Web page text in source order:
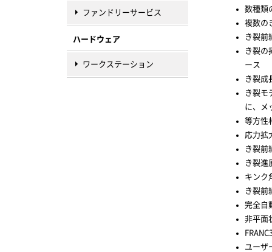
ファンドリーサービス
ハードウェア
ワークステーション
数種類
複数の
き裂前
き裂の
ース
き裂成
き裂モ
に、メ
等方性
応力拡
き裂前
き裂進
キンク
き裂前
完全自
非平面
ユーザ